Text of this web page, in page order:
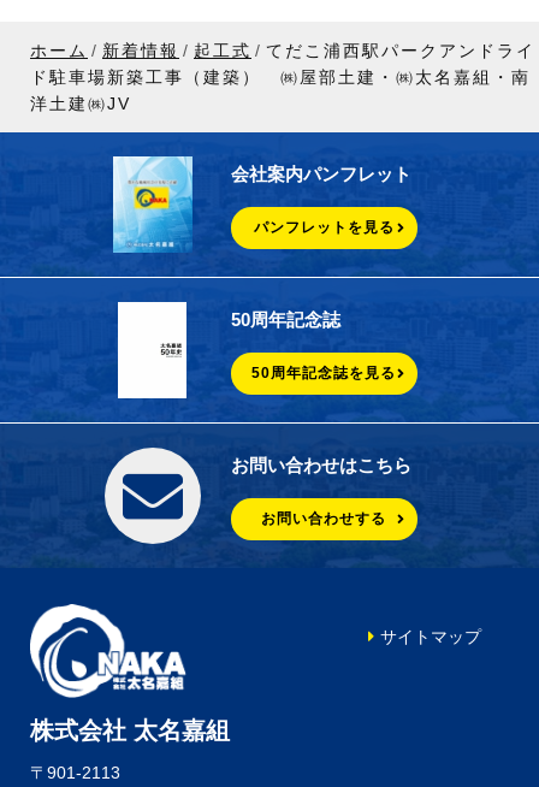
ホーム 新着情報 起工式
てだこ浦西駅パークアンドライ
ド駐車場新築工事（建築） ㈱屋部土建・㈱太名嘉組・南
洋土建㈱JV
会社案内パンフレット
パンフレットを見る
50周年記念誌
50周年記念誌を見る
お問い合わせはこちら
お問い合わせする
株式会社 太名嘉組
〒901-2113
サイトマップ